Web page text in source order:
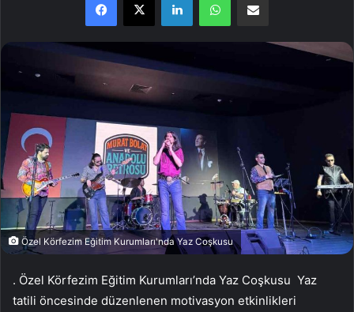
Özel Körfezim Eğitim Kurumları'nda Yaz Coşkusu
. Özel Körfezim Eğitim Kurumları’nda Yaz Coşkusu Yaz
tatili öncesinde düzenlenen motivasyon etkinlikleri